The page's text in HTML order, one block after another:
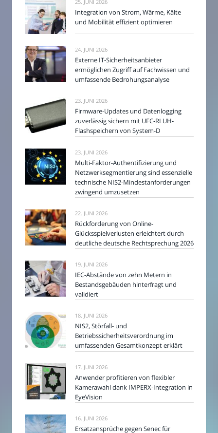
25. JUNI 2026
Integration von Strom, Wärme, Kälte
und Mobilität effizient optimieren
24. JUNI 2026
Externe IT-Sicherheitsanbieter
ermöglichen Zugriff auf Fachwissen und
umfassende Bedrohungsanalyse
23. JUNI 2026
Firmware-Updates und Datenlogging
zuverlässig sichern mit UFC-RLUH-
Flashspeichern von System-D
23. JUNI 2026
Multi-Faktor-Authentifizierung und
Netzwerksegmentierung sind essenzielle
technische NIS2-Mindestanforderungen
zwingend umzusetzen
22. JUNI 2026
Rückforderung von Online-
Glücksspielverlusten erleichtert durch
deutliche deutsche Rechtsprechung 2026
19. JUNI 2026
IEC-Abstände von zehn Metern in
Bestandsgebäuden hinterfragt und
validiert
18. JUNI 2026
NIS2, Störfall- und
Betriebssicherheitsverordnung im
umfassenden Gesamtkonzept erklärt
17. JUNI 2026
Anwender profitieren von flexibler
Kamerawahl dank IMPERX-Integration in
EyeVision
16. JUNI 2026
Ersatzansprüche gegen Senec für